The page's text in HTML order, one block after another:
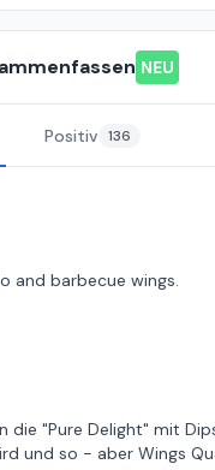
NEU
Positiv 136
and barbecue wings.
die "Pure Delight" mit
und so - aber Wings